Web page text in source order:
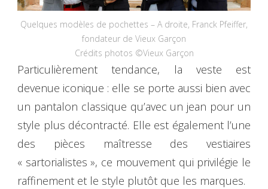
Quelques modèles de pochettes – A droite, Franck Pfeiffer,
fondateur de Vieux Garçon
Crédits photos ©Vieux Garçon
Particulièrement tendance, la veste est
devenue iconique : elle se porte aussi bien avec
un pantalon classique qu’avec un jean pour un
style plus décontracté. Elle est également l’une
des pièces maîtresse des vestiaires
« sartorialistes », ce mouvement qui privilégie le
raffinement et le style plutôt que les marques.